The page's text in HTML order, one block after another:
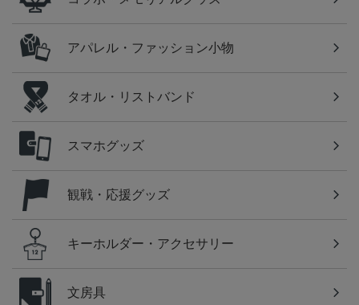
アパレル・ファッション小物
タオル・リストバンド
スマホグッズ
観戦・応援グッズ
キーホルダー・アクセサリー
文房具